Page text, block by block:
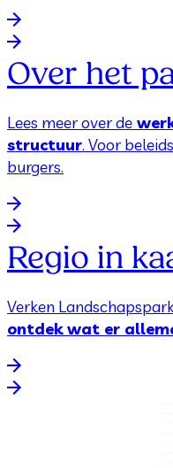
Over het
Lees meer over de
structuur. Voor
burgers.
Regio in
Verken
ontdek wat er